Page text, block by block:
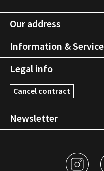
Our address
Information & Service
Legal info
Cancel contract
Newsletter